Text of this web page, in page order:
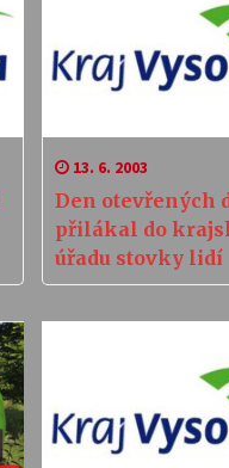
13. 6. 2003
Den otevřených
přilákal do
úřadu stovky lidí